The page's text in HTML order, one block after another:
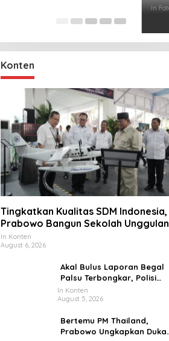
Konten
Tingkatkan Kualitas SDM Indonesia,
Prabowo Bangun Sekolah Unggulan
hingga Undang Universitas Terbaik
Dunia
In Konten
August 6, 2026
Akal Bulus Laporan Begal
Palsu Terbongkar, Polisi
Ungkap Penggelapan Uang
Perusahaan untuk Crypto
In Konten
August 5, 2026
Bertemu PM Thailand,
Prabowo Ungkapkan Duka